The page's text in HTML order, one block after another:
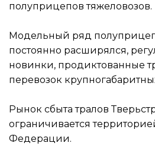
полуприцепов тяжеловозов.
Модельный ряд
постоянно расширялся,
новинки, продиктованные
перевозок
Рынок сбыта тралов
ограничивается
Федерации.